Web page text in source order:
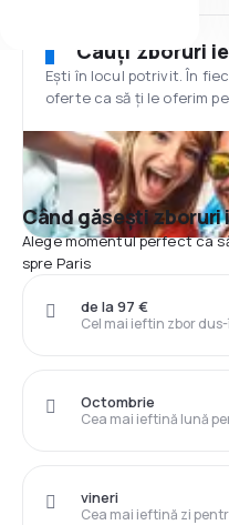
Cauți zboruri
Ești în locul potrivit. În
oferte ca să ți le oferim
Când găsești zboruri
Alege momentul perfect ca
spre Paris
Cel mai ieftin zbor
de la 97 €
Cea mai ieftină lună
Octombrie
Cea mai ieftină zi
vineri